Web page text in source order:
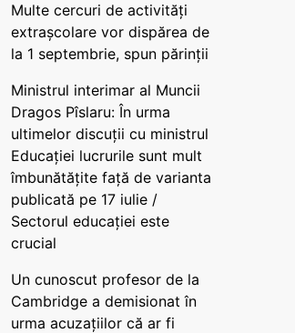
Multe cercuri de activități
extrașcolare vor dispărea de
la 1 septembrie, spun părinții
Ministrul interimar al Muncii
Dragos Pîslaru: În urma
ultimelor discuții cu ministrul
Educației lucrurile sunt mult
îmbunătățite față de varianta
publicată pe 17 iulie /
Sectorul educației este
crucial
Un cunoscut profesor de la
Cambridge a demisionat în
urma acuzațiilor că ar fi